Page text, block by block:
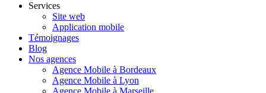
Services
Site web
Application mobile
Témoignages
Blog
Nos agences
Agence Mobile à Bordeaux
Agence Mobile à Lyon
Agence Mobile à Marseille